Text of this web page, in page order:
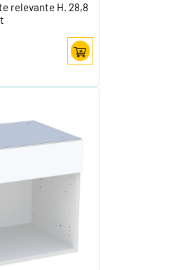
relevante H. 28,8